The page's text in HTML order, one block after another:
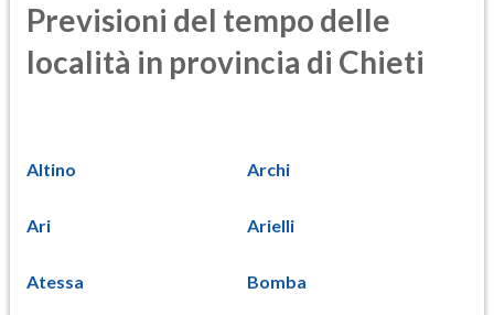
Previsioni del tempo delle
località in provincia di Chieti
Altino Archi
Ari Arielli
Atessa Bomba